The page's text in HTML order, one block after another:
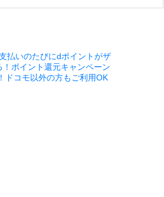
払いのたびにdポイントがザ
！ポイント還元キャンペーン
ドコモ以外の方もご利用OK